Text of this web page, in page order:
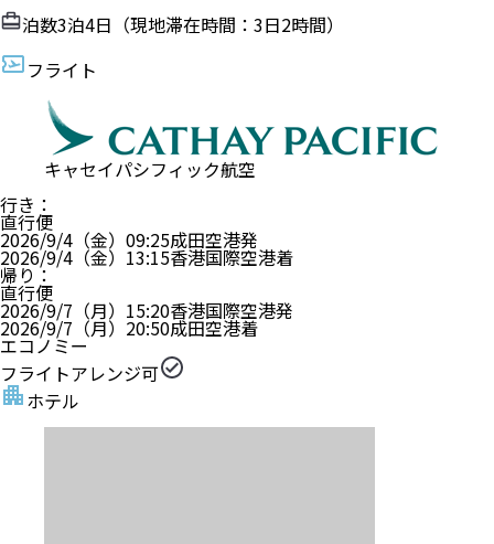
泊数3泊4日（現地滞在時間： 3日2時間）
フライト
キャセイパシフィック航空
行き ：
直行便
2026/9/4（金） 09:25成田空港発
2026/9/4（金） 13:15香港国際空港着
帰り ：
直行便
2026/9/7（月） 15:20香港国際空港発
2026/9/7（月） 20:50成田空港着
エコノミー
フライトアレンジ可
ホテル